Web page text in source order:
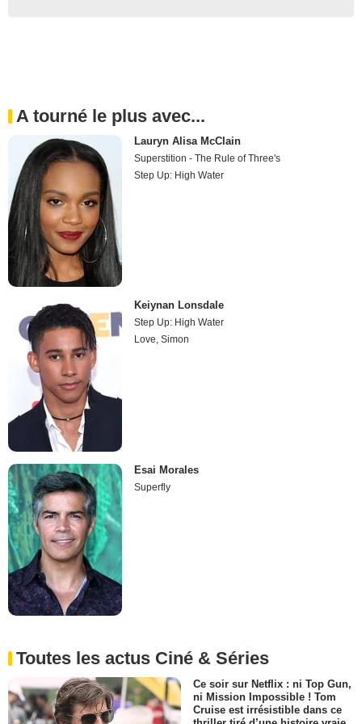
A tourné le plus avec...
Lauryn Alisa McClain
Superstition - The Rule of Three's
Step Up: High Water
Keiynan Lonsdale
Step Up: High Water
Love, Simon
Esai Morales
Superfly
Toutes les actus Ciné & Séries
Ce soir sur Netflix : ni Top Gun,
ni Mission Impossible ! Tom
Cruise est irrésistible dans ce